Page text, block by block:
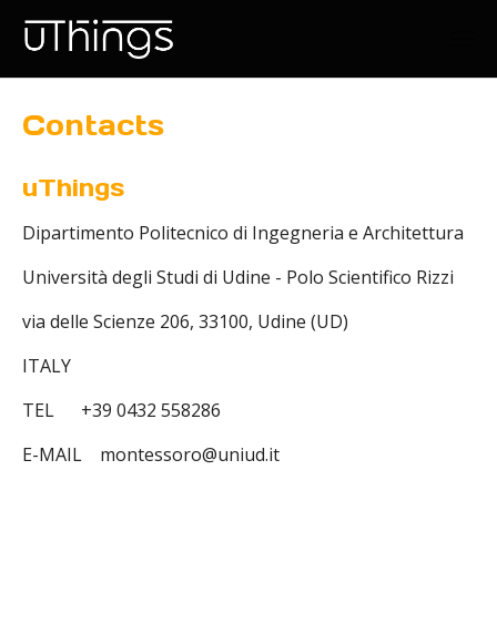
Contacts
uThings
Dipartimento Politecnico di Ingegneria e Architettura
Università degli Studi di Udine - Polo Scientifico Rizzi
via delle Scienze 206, 33100, Udine (UD)
ITALY
TEL +39 0432 558286
E-MAIL montessoro@uniud.it